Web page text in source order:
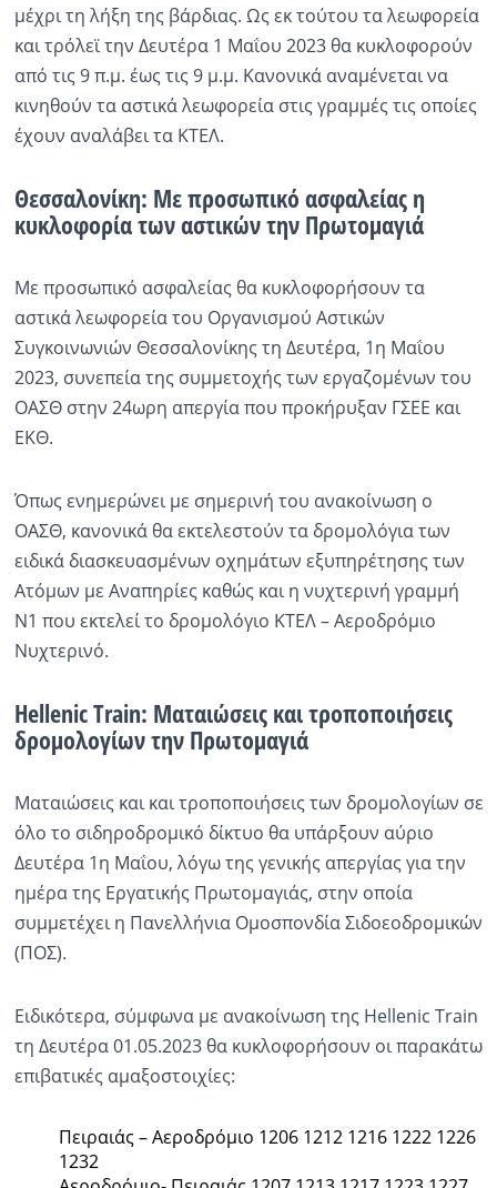
μέχρι τη λήξη της βάρδιας. Ως εκ τούτου τα λεωφορεία
και τρόλεϊ την Δευτέρα 1 Μαΐου 2023 θα κυκλοφορούν
από τις 9 π.μ. έως τις 9 μ.μ. Κανονικά αναμένεται να
κινηθούν τα αστικά λεωφορεία στις γραμμές τις οποίες
έχουν αναλάβει τα ΚΤΕΛ.
Θεσσαλονίκη: Με προσωπικό ασφαλείας η
κυκλοφορία των αστικών την Πρωτομαγιά
Με προσωπικό ασφαλείας θα κυκλοφορήσουν τα
αστικά λεωφορεία του Οργανισμού Αστικών
Συγκοινωνιών Θεσσαλονίκης τη Δευτέρα, 1η Μαΐου
2023, συνεπεία της συμμετοχής των εργαζομένων του
ΟΑΣΘ στην 24ωρη απεργία που προκήρυξαν ΓΣΕΕ και
ΕΚΘ.
Όπως ενημερώνει με σημερινή του ανακοίνωση ο
ΟΑΣΘ, κανονικά θα εκτελεστούν τα δρομολόγια των
ειδικά διασκευασμένων οχημάτων εξυπηρέτησης των
Ατόμων με Αναπηρίες καθώς και η νυχτερινή γραμμή
Ν1 που εκτελεί το δρομολόγιο ΚΤΕΛ – Αεροδρόμιο
Νυχτερινό.
Hellenic Train: Ματαιώσεις και τροποποιήσεις
δρομολογίων την Πρωτομαγιά
Ματαιώσεις και και τροποποιήσεις των δρομολογίων σε
όλο το σιδηροδρομικό δίκτυο θα υπάρξουν αύριο
Δευτέρα 1η Μαΐου, λόγω της γενικής απεργίας για την
ημέρα της Εργατικής Πρωτομαγιάς, στην οποία
συμμετέχει η Πανελλήνια Ομοσπονδία Σιδοεοδρομικών
(ΠΟΣ).
Ειδικότερα, σύμφωνα με ανακοίνωση της Hellenic Train
τη Δευτέρα 01.05.2023 θα κυκλοφορήσουν οι παρακάτω
επιβατικές αμαξοστοιχίες:
Πειραιάς – Αεροδρόμιο 1206 1212 1216 1222 1226
1232